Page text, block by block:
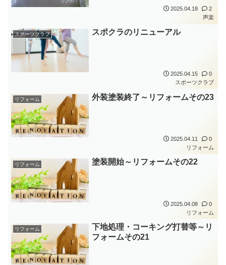
2025.04.18
2
声楽
スポーツクラブ スポクラのリニューアル
2025.04.15
0
スポーツクラブ
リフォーム 外装塗装終了～リフォームその23
2025.04.11
0
リフォーム
リフォーム 塗装開始～リフォームその22
2025.04.08
0
リフォーム
リフォーム
下地処理・コーキング打替等～リ
フォームその21